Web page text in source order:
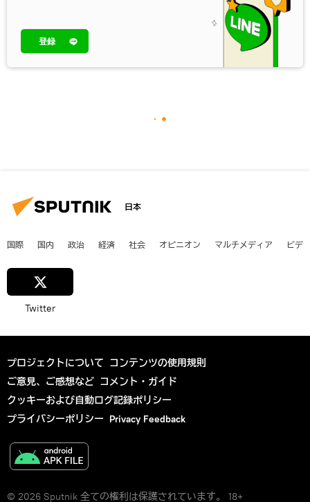
登録
日本
国際 国内 政治 経済 社会 オピニオン マルチメディア ビデ
Twitter
プロジェクトについて コンテンツの使用規則
ご意見、ご感想など コメント・ガイド
クッキーおよび自動ログ記録ポリシー
プライバシーポリシー Privacy Feedback
© 2026 Sputnik 全ての権利は保護されています。 18+